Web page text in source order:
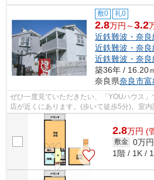
敷0 礼0
2.8万円～3.2
近鉄難波・奈良
近鉄難波・奈良
近鉄難波・奈良
築36年 / 16.20
奈良県奈良市富
ぜひ一度見ていただきたい、「YOUハウス
店が近くにあります。(歩いて徒歩5分)。室
フトなど大変充実しております。家賃5...
2.8万円 (
敷金 0万円
1階 / 1K /